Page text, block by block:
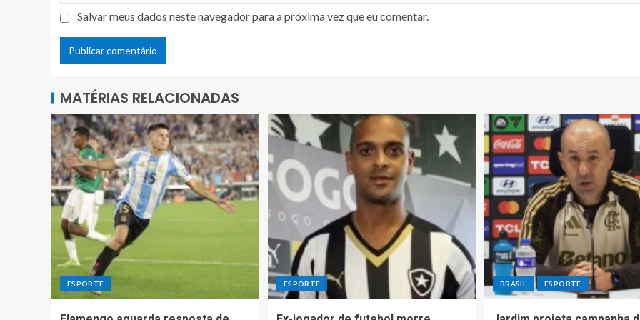
Salvar meus dados neste navegador para a próxima vez que eu comentar.
MATÉRIAS RELACIONADAS
ESPORTE ESPORTE BRASIL ESPORTE